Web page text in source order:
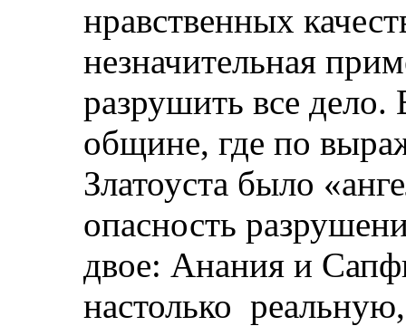
нравственных
незначительная
разрушить все
общине, где по
Златоуста было
опасность
двое: Анания и
настолько